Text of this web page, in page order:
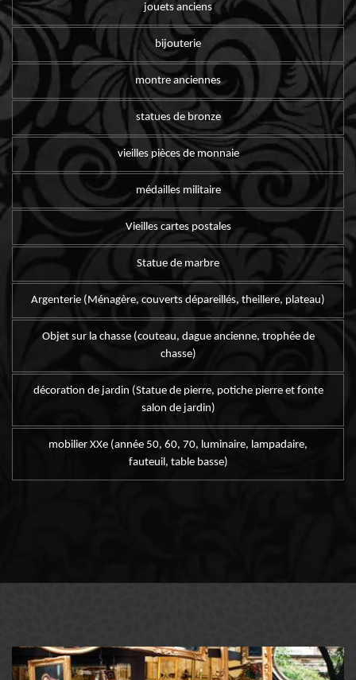
jouets anciens
bijouterie
montre anciennes
statues de bronze
vieilles pièces de monnaie
médailles militaire
Vieilles cartes postales
Statue de marbre
Argenterie (Ménagère, couverts dépareillés, theillere, plateau)
Objet sur la chasse (couteau, dague ancienne, trophée de
chasse)
décoration de jardin (Statue de pierre, potiche pierre et fonte
salon de jardin)
mobilier XXe (année 50, 60, 70, luminaire, lampadaire,
fauteuil, table basse)